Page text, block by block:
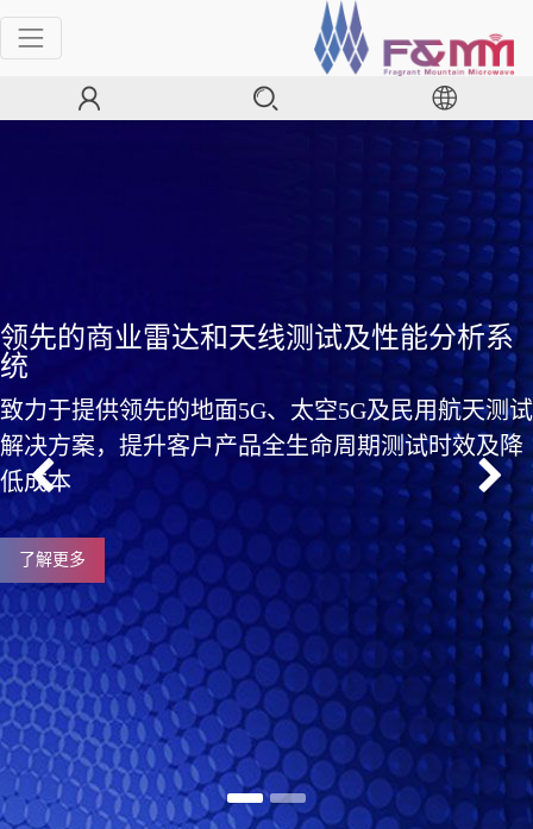
领先的商业雷达和天线测试及性能分析系
统
致力于提供领先的地面5G、太空5G及民用航天测试
解决方案，提升客户产品全生命周期测试时效及降
低成本
了解更多
Previous